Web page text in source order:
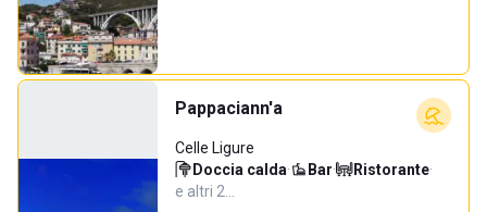
Pappaciann'a
Celle Ligure
Doccia calda· Bar· Ristorante·
e altri 2…